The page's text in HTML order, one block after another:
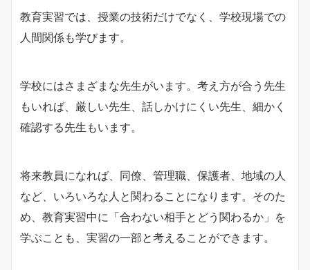
教育実習では、授業の技術だけでなく、学校現場での
人間関係も学びます。
学校にはさまざまな先生がいます。考え方が合う先生
もいれば、厳しい先生、話しかけにくい先生、細かく
確認する先生もいます。
将来教員になれば、同僚、管理職、保護者、地域の人
など、いろいろな人と関わることになります。そのた
め、教育実習中に「合わない相手とどう関わるか」を
学ぶことも、実習の一部と考えることができます。